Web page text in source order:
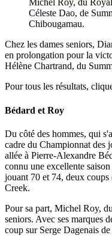
Michel Roy, du
Céleste Dao, de
Chibougamau.
Chez les dames seniors,
en prolongation pour la
Hélène Chartrand, du
Pour tous les résultats,
Bédard et Roy
Du côté des hommes, qui
cadre du Championnat des
allée à Pierre-Alexandre
connu une excellente
jouant 70 et 74, deux
Creek.
Pour sa part, Michel Roy,
seniors. Avec ses marques
coup sur Serge Dagenais